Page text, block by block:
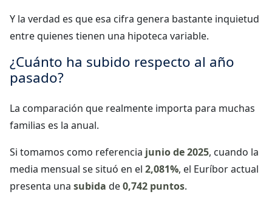
Y la verdad es que esa cifra genera bastante inquietud
entre quienes tienen una hipoteca variable.
¿Cuánto ha subido respecto al año
pasado?
La comparación que realmente importa para muchas
familias es la anual.
Si tomamos como referencia junio de 2025, cuando la
media mensual se situó en el 2,081%, el Euríbor actual
presenta una subida de0,742 puntos.